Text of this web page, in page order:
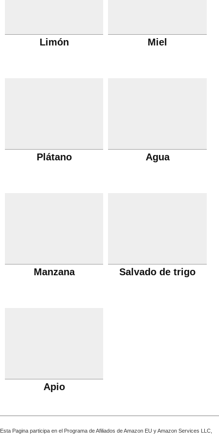
Limón Miel
Plátano Agua
Manzana Salvado de trigo
Apio
Esta Pagina participa en el Programa de Afiliados de Amazon EU y Amazon Services LLC,